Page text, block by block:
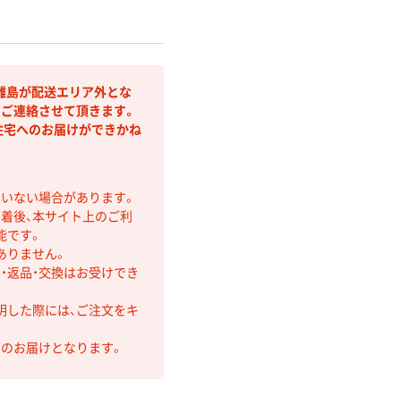
島が配送エリア外とな
連絡させて頂きます。
宅へのお届けができかね
ない場合があります。
後、本サイト上のご利
す。
ません。
返品・交換はお受けでき
た際には、ご注文をキ
お届けとなります。